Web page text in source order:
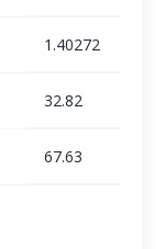
1.40272
32.82
67.63